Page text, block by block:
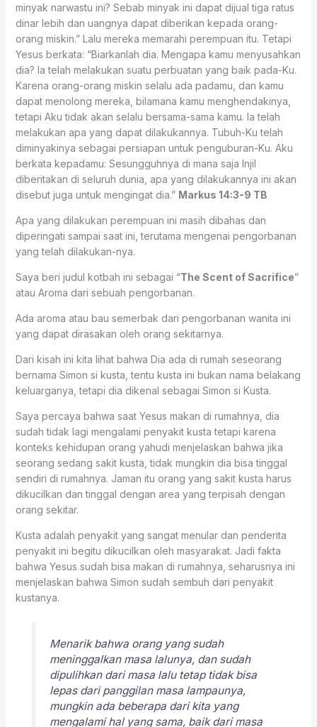
minyak narwastu ini? Sebab minyak ini dapat dijual tiga ratus
dinar lebih dan uangnya dapat diberikan kepada orang-
orang miskin.” Lalu mereka memarahi perempuan itu. Tetapi
Yesus berkata: “Biarkanlah dia. Mengapa kamu menyusahkan
dia? Ia telah melakukan suatu perbuatan yang baik pada-Ku.
Karena orang-orang miskin selalu ada padamu, dan kamu
dapat menolong mereka, bilamana kamu menghendakinya,
tetapi Aku tidak akan selalu bersama-sama kamu. Ia telah
melakukan apa yang dapat dilakukannya. Tubuh-Ku telah
diminyakinya sebagai persiapan untuk penguburan-Ku. Aku
berkata kepadamu: Sesungguhnya di mana saja Injil
diberitakan di seluruh dunia, apa yang dilakukannya ini akan
disebut juga untuk mengingat dia.” ‭‭ Markus‬ ‭14:3-9‬ ‭TB‬‬
Apa yang dilakukan perempuan ini masih dibahas dan
diperingati sampai saat ini, terutama mengenai pengorbanan
yang telah dilakukan-nya.
Saya beri judul kotbah ini sebagai “The Scent of Sacrifice”
atau Aroma dari sebuah pengorbanan.
Ada aroma atau bau semerbak dari pengorbanan wanita ini
yang dapat dirasakan oleh orang sekitarnya.
Dari kisah ini kita lihat bahwa Dia ada di rumah seseorang
bernama Simon si kusta, tentu kusta ini bukan nama belakang
keluarganya, tetapi dia dikenal sebagai Simon si Kusta.
Saya percaya bahwa saat Yesus makan di rumahnya, dia
sudah tidak lagi mengalami penyakit kusta tetapi karena
konteks kehidupan orang yahudi menjelaskan bahwa jika
seorang sedang sakit kusta, tidak mungkin dia bisa tinggal
sendiri di rumahnya. Jaman itu orang yang sakit kusta harus
dikucilkan dan tinggal dengan area yang terpisah dengan
orang sekitar.
Kusta adalah penyakit yang sangat menular dan penderita
penyakit ini begitu dikucilkan oleh masyarakat. Jadi fakta
bahwa Yesus sudah bisa makan di rumahnya, seharusnya ini
menjelaskan bahwa Simon sudah sembuh dari penyakit
kustanya.
Menarik bahwa orang yang sudah
meninggalkan masa lalunya, dan sudah
dipulihkan dari masa lalu tetap tidak bisa
lepas dari panggilan masa lampaunya,
mungkin ada beberapa dari kita yang
mengalami hal yang sama, baik dari masa